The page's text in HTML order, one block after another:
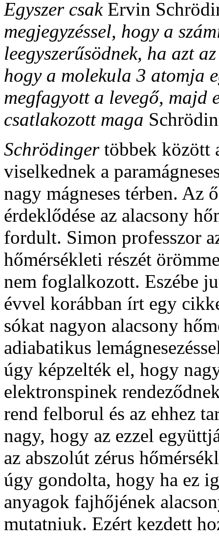
Egyszer csak Ervin
megjegyzéssel, hogy a
leegyszerűsödnek, ha azt
hogy a molekula 3 atomja
megfagyott a levegő, majd
csatlakozott maga
Schrödingertöbbek között
viselkednek a
nagy mágneses térben. Az
érdeklődése az alacsony
fordult. Simon professzor
hőmérsékleti részét
nem foglalkozott. Eszébe
évvel korábban írt egy
sókat nagyon alacsony
adiabatikus
úgy képzelték el, hogy
elektronspinek
rend felborul és az ehhez
nagy, hogy az ezzel
az abszolút zérus
úgy gondolta, hogy ha ez
anyagok fajhőjének
mutatniuk. Ezért kezdett